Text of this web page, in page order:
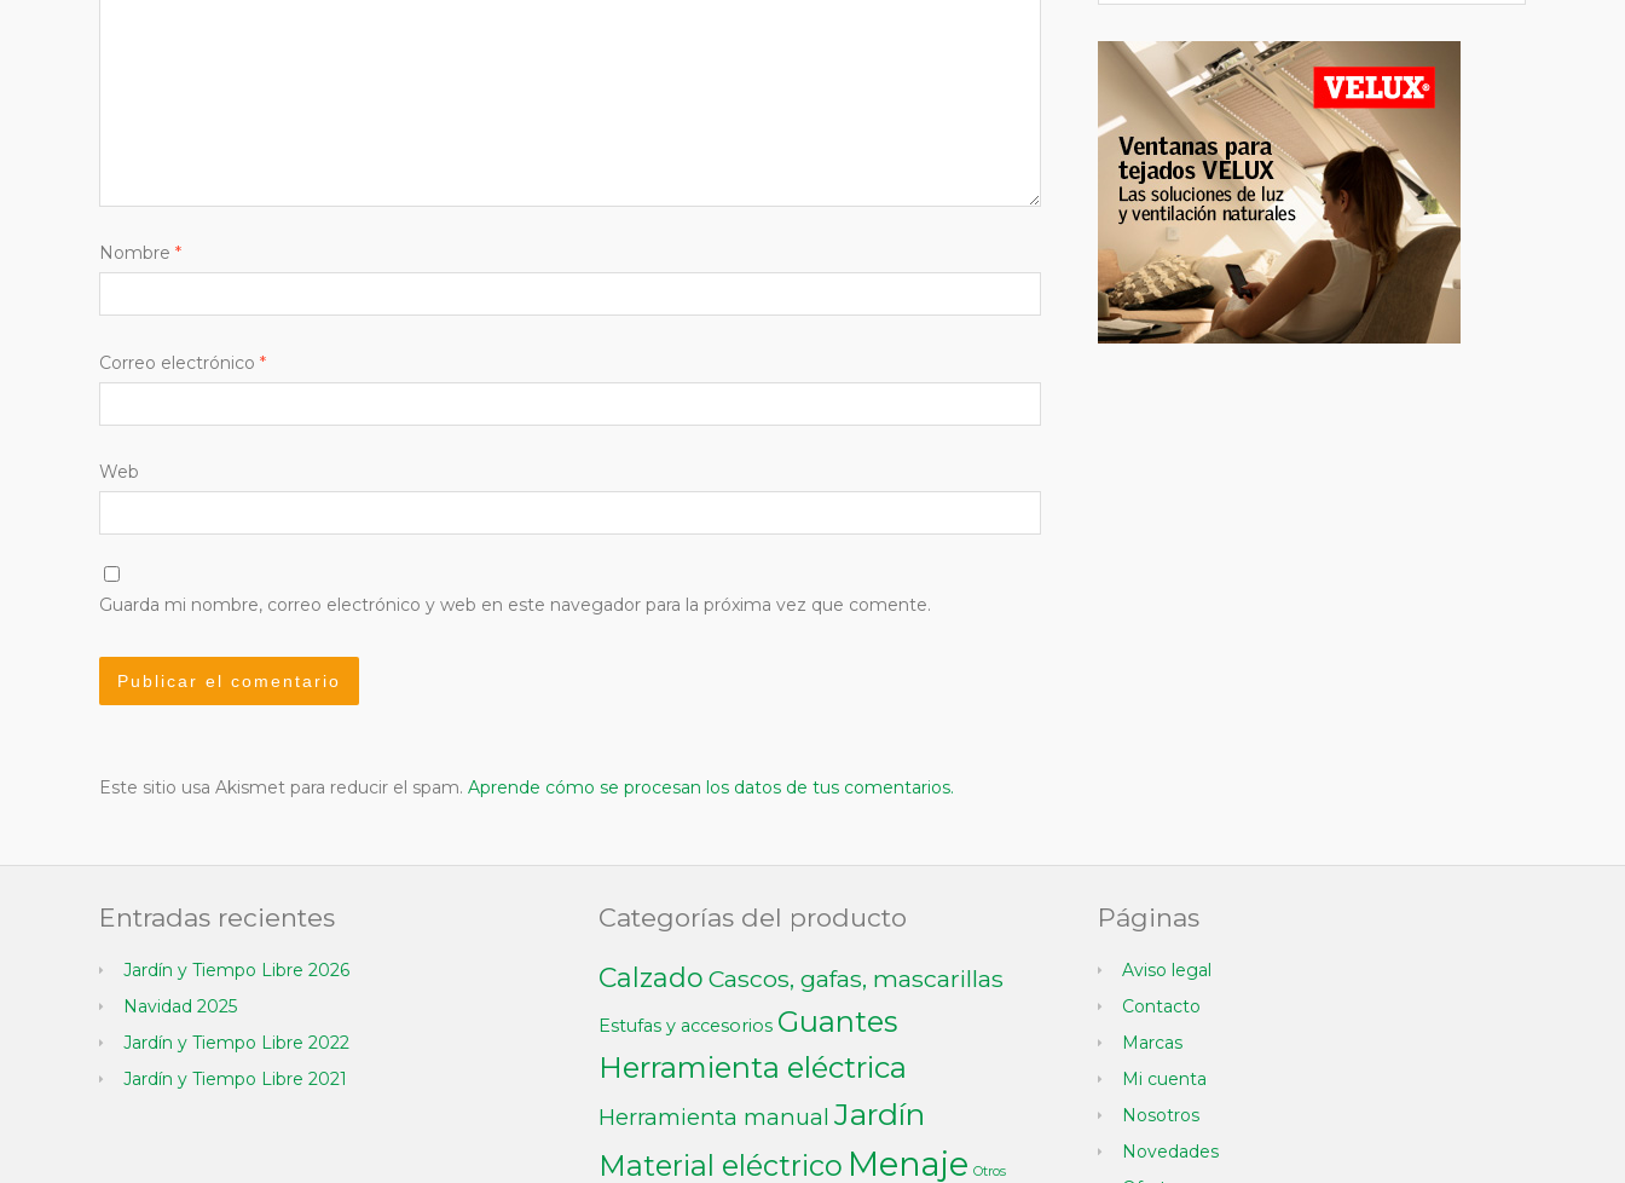
Nombre *
Correo electrónico *
Web
Guarda mi nombre, correo electrónico y web en este navegador para la próxima vez que comente.
Este sitio usa Akismet para reducir el spam. Aprende cómo se procesan los datos de tus comentarios.
Entradas recientes
Jardín y Tiempo Libre 2026
Navidad 2025
Jardín y Tiempo Libre 2022
Jardín y Tiempo Libre 2021
Categorías del producto
Calzado Cascos, gafas, mascarillas
Estufas y accesorios Guantes
Herramienta eléctrica
Herramienta manual Jardín
Material eléctrico Menaje Otros
Páginas
Aviso legal
Contacto
Marcas
Mi cuenta
Nosotros
Novedades